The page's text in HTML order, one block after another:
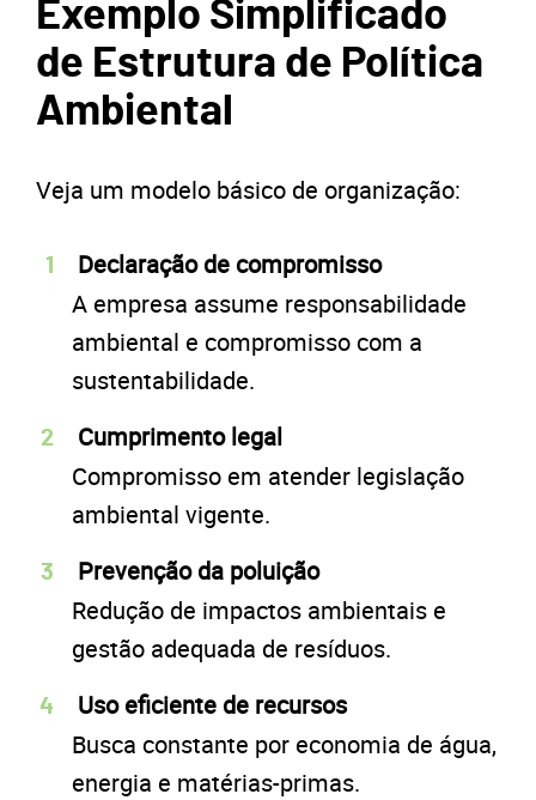
Exemplo Simplificado
de Estrutura de Política
Ambiental
Veja um modelo básico de organização:
Declaração de compromisso
A empresa assume responsabilidade
ambiental e compromisso com a
sustentabilidade.
Cumprimento legal
Compromisso em atender legislação
ambiental vigente.
Prevenção da poluição
Redução de impactos ambientais e
gestão adequada de resíduos.
Uso eficiente de recursos
Busca constante por economia de água,
energia e matérias-primas.